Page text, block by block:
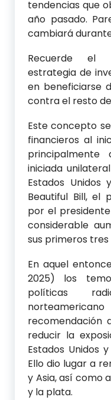
tendencias que
año pasado.
cambiará
Recuerde el
estrategia de
en beneficiarse
contra el resto
Este concepto
financieros al
iniciada
Estados
Beautiful Bill, el
por el
considerable
sus primeros tres
En aquel
2025) los
políticas
recomendación
reducir la
Estados Unidos
Ello dio lugar a
y Asia, así como
y la plata.